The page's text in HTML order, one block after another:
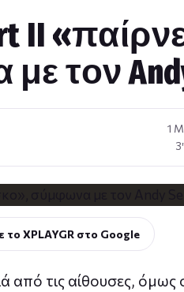
II
τον
1
το XPLAYGR στο Google
από τις αίθουσες, όμως